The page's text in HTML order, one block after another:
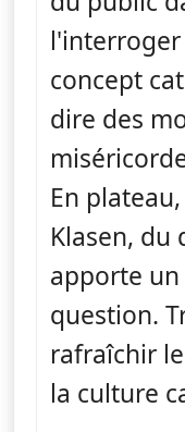
concept
dire des
En
Klasen, du
apporte
question.
rafraîchir
la culture